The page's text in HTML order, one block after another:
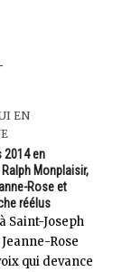
EN
2014 en
Monplaisir,
Rose et
réélus
Saint-Joseph
Rose
qui devance